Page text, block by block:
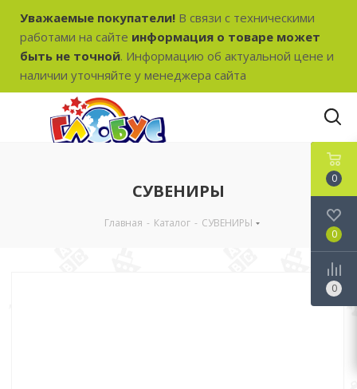
Уважаемые покупатели! В связи с техническими
работами на сайте информация о товаре может
быть не точной. Информацию об актуальной цене и
наличии уточняйте у менеджера сайта
СУВЕНИРЫ
Главная - Каталог - СУВЕНИРЫ
0
0
0